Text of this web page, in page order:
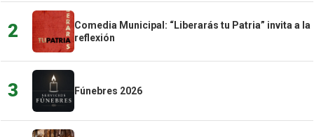
2
Comedia Municipal: “Liberarás tu Patria” invita a la
reflexión
3 Fúnebres 2026